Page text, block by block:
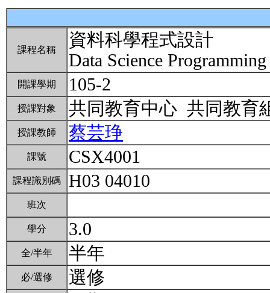
課程名稱
資料科學程式設計
Data Science
開課學期 105-2
授課對象 共同教育中心 共同教
授課教師 蔡芸琤
課號 CSX4001
課程識別碼 H03 04010
班次
學分 3.0
全/半年 半年
必/選修 選修